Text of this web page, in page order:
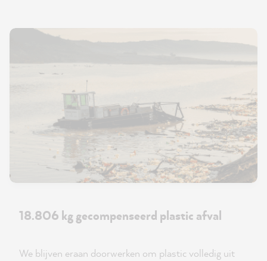
18.806 kg gecompenseerd plastic afval
We blijven eraan doorwerken om plastic volledig uit